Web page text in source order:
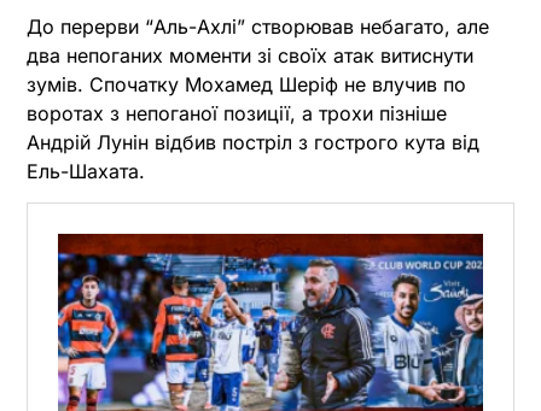
До перерви “Аль-Ахлі” створював небагато, але
два непоганих моменти зі своїх атак витиснути
зумів. Спочатку Мохамед Шеріф не влучив по
воротах з непоганої позиції, а трохи пізніше
Андрій Лунін відбив постріл з гострого кута від
Ель-Шахата.